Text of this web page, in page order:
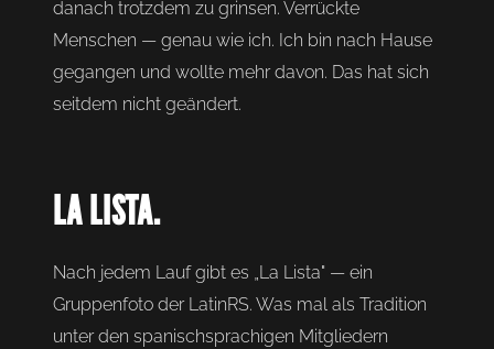
danach trotzdem zu grinsen. Verrückte
Menschen — genau wie ich. Ich bin nach Hause
gegangen und wollte mehr davon. Das hat sich
seitdem nicht geändert.
LA LISTA.
Nach jedem Lauf gibt es „La Lista" — ein
Gruppenfoto der LatinRS. Was mal als Tradition
unter den spanischsprachigen Mitgliedern